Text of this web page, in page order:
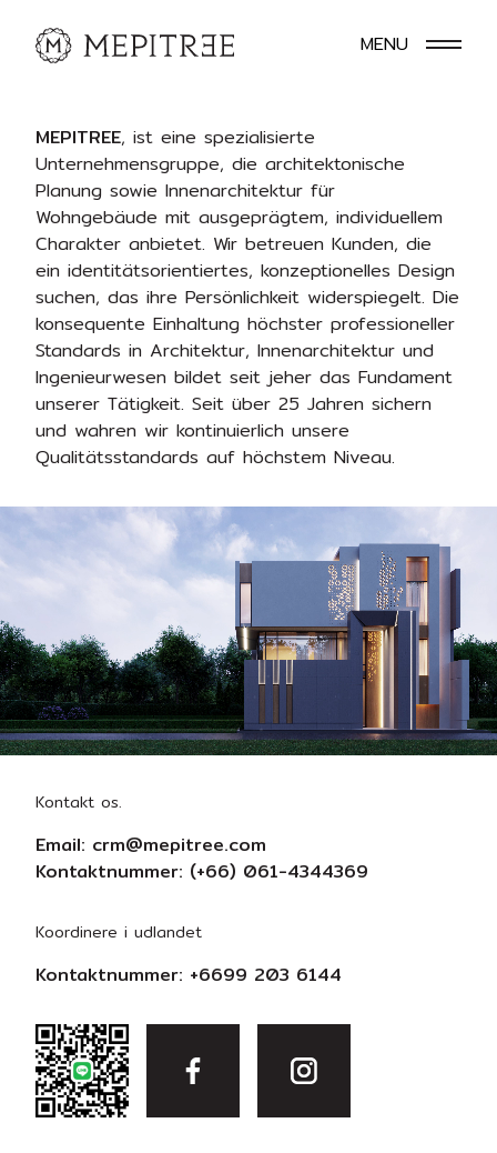
MENU
MEPITREE, ist eine spezialisierte
Unternehmensgruppe, die architektonische
Planung sowie Innenarchitektur für
Wohngebäude mit ausgeprägtem, individuellem
Charakter anbietet. Wir betreuen Kunden, die
ein identitätsorientiertes, konzeptionelles Design
suchen, das ihre Persönlichkeit widerspiegelt. Die
konsequente Einhaltung höchster professioneller
Standards in Architektur, Innenarchitektur und
Ingenieurwesen bildet seit jeher das Fundament
unserer Tätigkeit. Seit über 25 Jahren sichern
und wahren wir kontinuierlich unsere
Qualitätsstandards auf höchstem Niveau.
Kontakt os.
Email: crm@mepitree.com
Kontaktnummer: (+66) 061-4344369
Koordinere i udlandet
Kontaktnummer: +6699 203 6144